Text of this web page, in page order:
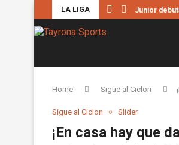
LA LIGA Junior
Home Sigue al Ciclon
Sigue al Ciclon Slider
¡En casa hay que